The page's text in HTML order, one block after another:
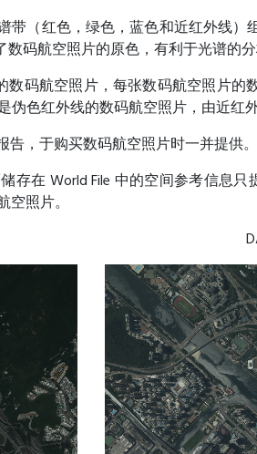
带（红色，绿色，蓝色和近红外线
码航空照片的原色，有利于光谱的分
数码航空照片，每张数码航空照片
色红外线的数码航空照片，由近红
，于购买数码航空照片时一并提供。
存在 World File 中的空间参考信息
空照片。